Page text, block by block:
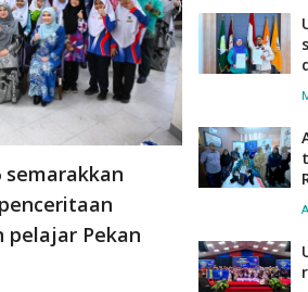
semarakkan
Pekan